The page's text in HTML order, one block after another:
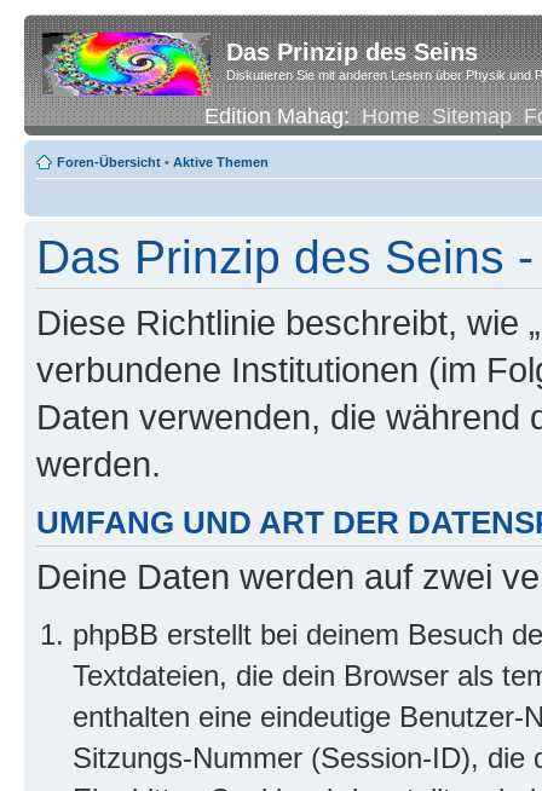
Das Prinzip des Seins
Diskutieren Sie mit anderen Lesern über Physik und
Edition Mahag:Home Sitemap
Foren-Übersicht • Aktive Themen
Das Prinzip des Seins
Diese Richtlinie beschreibt, wie
verbundene Institutionen (im
Daten verwenden, die während
werden.
UMFANG UND ART DER
Deine Daten werden auf zwei
phpBB erstellt bei deinem Besuch
Textdateien, die dein Browser als
enthalten eine eindeutige
Sitzungs-Nummer (Session-ID), die